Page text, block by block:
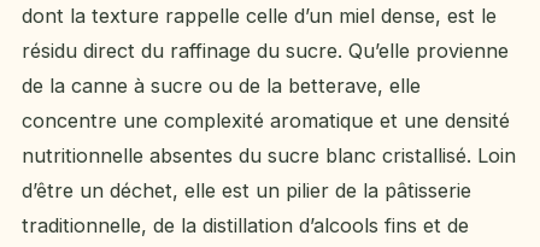
dont la texture rappelle celle d’un miel dense, est le
résidu direct du raffinage du sucre. Qu’elle provienne
de la canne à sucre ou de la betterave, elle
concentre une complexité aromatique et une densité
nutritionnelle absentes du sucre blanc cristallisé. Loin
d’être un déchet, elle est un pilier de la pâtisserie
traditionnelle, de la distillation d’alcools fins et de